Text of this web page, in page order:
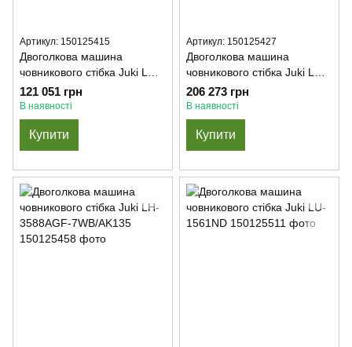
Артикул: 150125415
Двоголкова машина
човникового стібка Juki LH-
3568ASF
121 051 грн
В наявності
Купити
Артикул: 150125427
Двоголкова машина
човникового стібка Juki LH-
3568-ASF-7WB/AK135
206 273 грн
В наявності
Купити